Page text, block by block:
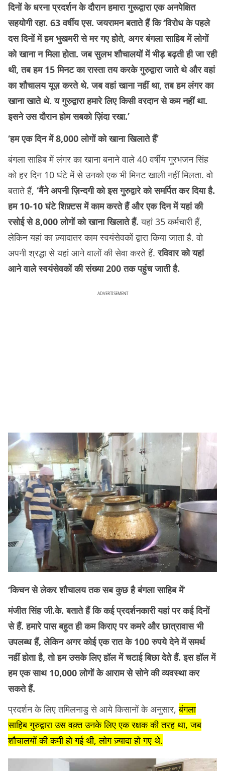
दिनों के धरना प्रदर्शन के दौरान हमारा गुरूद्वारा एक अनपेक्षित
सहयोगी रहा. 63 वर्षीय एस. जयरामन बताते हैं कि ‘विरोध के पहले
दस दिनों में हम भुखमरी से मर गए होते, अगर बंगला साहिब में लोगों
को खाना न मिला होता. जब सुलभ शौचालयों में भीड़ बढ़ती ही जा रही
थी, तब हम 15 मिनट का रास्ता तय करके गुरुद्वारा जाते थे और वहां
का शौचालय यूज़ करते थे. जब वहां खाना नहीं था, तब हम लंगर का
खाना खाते थे. य गुरुद्वारा हमारे लिए किसी वरदान से कम नहीं था.
इसने उस दौरान होम सबको ज़िंदा रखा.’
‘हम एक दिन में 8,000 लोगों को खाना खिलाते हैं’
बंगला साहिब में लंगर का खाना बनाने वाले 40 वर्षीय गुरभजन सिंह
को हर दिन 10 घंटे में से उनको एक भी मिनट खाली नहीं मिलता. वो
बताते हैं, ‘मैंने अपनी ज़िन्दगी को इस गुरुद्वारे को समर्पित कर दिया है.
हम 10-10 घंटे शिफ़्टस में काम करते हैं और एक दिन में यहां की
रसोई से 8,000 लोगों को खाना खिलाते हैं. यहां 35 कर्मचारी हैं,
लेकिन यहां का ज़्यादातर काम स्वयंसेवकों द्वारा किया जाता है. वो
अपनी श्रद्धा से यहां आने वालों की सेवा करते हैं.रविवार को यहां
आने वाले स्वयंसेवकों की संख्या 200 तक पहुंच जाती है.
ADVERTISEMENT
‘किचन से लेकर शौचालय तक सब कुछ है बंगला साहिब में’
मंजीत सिंह जी.के. बताते हैं कि कई प्रदर्शनकारी यहां पर कई दिनों
से हैं. हमारे पास बहुत ही कम किराए पर कमरे और छात्रावास भी
उपलब्ध हैं, लेकिन अगर कोई एक रात के 100 रुपये देने में समर्थ
नहीं होता है, तो हम उसके लिए हॉल में चटाई बिछा देते हैं. इस हॉल में
हम एक साथ 10,000 लोगों के आराम से सोने की व्यवस्था कर
सकते हैं.
प्रदर्शन के लिए तमिलनाडु से आये किसानों के अनुसार,बंगला
साहिब गुरुद्वारा उस वक़्त उनके लिए एक रक्षक की तरह था, जब
शौचालयों की कमी हो गई थी, लोग ज़्यादा हो गए थे.